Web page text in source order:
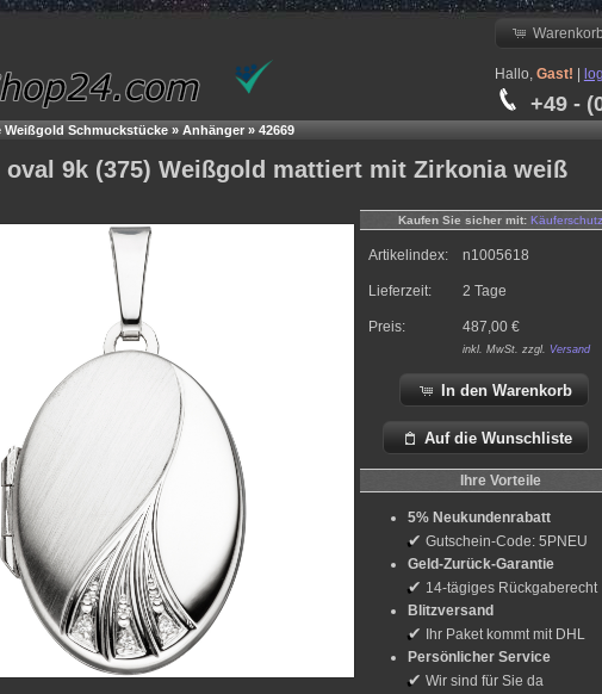
Hallo, Gast!
+49 -
Weißgold Schmuckstücke » Anhänger» 42669
oval 9k (375) Weißgold mattiert mit Zirkonia weiß
Kaufen Sie sicher mit: Käuferschutz
Artikelindex: n1005618
Lieferzeit: 2 Tage
Preis: 487,00 €
inkl. MwSt. zzgl. Versand
In den Warenkorb
Auf die Wunschliste
Ihre Vorteile
5% Neukundenrabatt
✔ Gutschein-Code: 5PNEU
Geld-Zurück-Garantie
✔ 14-tägiges Rückgaberecht
Blitzversand
✔
Ihr Paket kommt mit DHL
Persönlicher Service
✔ Wir sind für Sie da